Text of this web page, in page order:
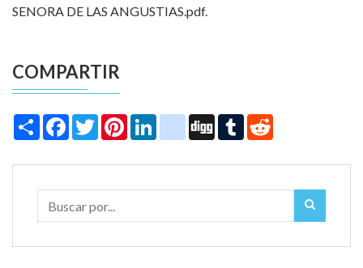
SENORA DE LAS ANGUSTIAS.pdf.
COMPARTIR
Share Facebook
TwitterPinterestLinkedIninstagram
Digg Tumblr